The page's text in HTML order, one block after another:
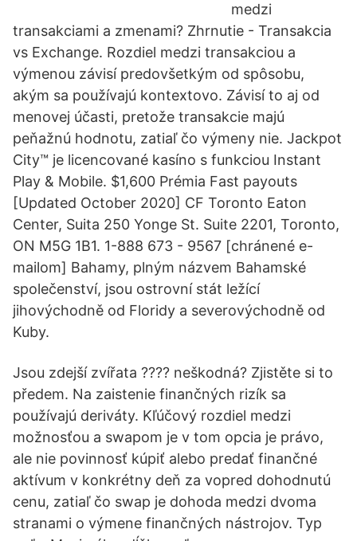
medzi
transakciami a zmenami? Zhrnutie - Transakcia
vs Exchange. Rozdiel medzi transakciou a
výmenou závisí predovšetkým od spôsobu,
akým sa používajú kontextovo. Závisí to aj od
menovej účasti, pretože transakcie majú
peňažnú hodnotu, zatiaľ čo výmeny nie. Jackpot
City™️ je licencované kasíno s funkciou Instant
Play & Mobile. $1,600 Prémia Fast payouts
[Updated October 2020] CF Toronto Eaton
Center, Suita 250 Yonge St. Suite 2201, Toronto,
ON M5G 1B1. 1-888 673 - 9567 [chránené e-
mailom] Bahamy, plným názvem Bahamské
společenství, jsou ostrovní stát ležící
jihovýchodně od Floridy a severovýchodně od
Kuby.
Jsou zdejší zvířata ???? neškodná? Zjistěte si to
předem. Na zaistenie finančných rizík sa
používajú deriváty. Kľúčový rozdiel medzi
možnosťou a swapom je v tom opcia je právo,
ale nie povinnosť kúpiť alebo predať finančné
aktívum v konkrétny deň za vopred dohodnutú
cenu, zatiaľ čo swap je dohoda medzi dvoma
stranami o výmene finančných nástrojov. Typ